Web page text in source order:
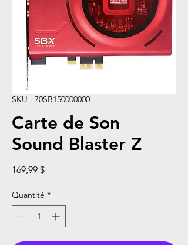
SKU : 70SB150000000
Carte de Son
Sound Blaster Z
169,99 $Prix
Quantité *